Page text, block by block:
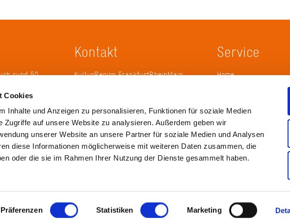
Cookies
Inhalte und Anzeigen zu personalisieren, Funktionen für soziale Medien
Zugriffe auf unsere Website zu analysieren. Außerdem geben wir
unserer Website an unsere Partner für soziale Medien und Analysen
diese Informationen möglicherweise mit weiteren Daten zusammen, die
oder die sie im Rahmen Ihrer Nutzung der Dienste gesammelt haben.
Präferenzen Statistiken Marketing
rund 50
2005 die
zu
Kontakt
KulturRegion FrankfurtRheinMain
Tel.: +49 69 2577-1700
Fax: +49 69 2577-1750
E-Mail:info@krfrm.de
Service
Home
Impressum